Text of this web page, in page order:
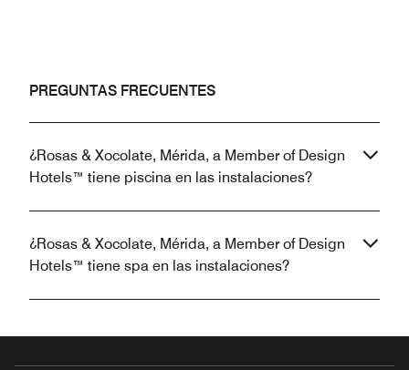
PREGUNTAS FRECUENTES
¿Rosas & Xocolate, Mérida, a Member of Design
Hotels™ tiene piscina en las instalaciones?
¿Rosas & Xocolate, Mérida, a Member of Design
Hotels™ tiene spa en las instalaciones?